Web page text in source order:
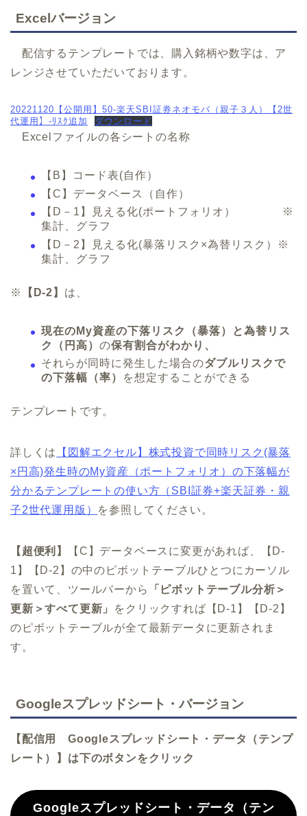
Excelバージョン
配信するテンプレートでは、購入銘柄や数字は、ア
レンジさせていただいております。
20221120【公開用】50-楽天SBI証券ネオモバ（親子３人）【2世
代運用】-ﾘｽｸ追加
ダウンロード
Excelファイルの各シートの名称
【B】コード表(自作）
【C】データベース（自作）
【D－1】見える化(ポートフォリオ） ※
集計、グラフ
【D－2】見える化(暴落リスク×為替リスク）※
集計、グラフ
※ 【D-2】 は、
現在のMy資産の下落リスク（暴落）と為替リス
ク（円高） の保有割合がわかり、
それらが同時に発生した場合のダブルリスクで
の下落幅（率）
を想定することができる
テンプレートです。
詳しくは
【図解エクセル】株式投資で同時リスク(暴落
×円高)発生時のMy資産（ポートフォリオ）の下落幅が
分かるテンプレートの使い方（SBI証券+楽天証券・親
子2世代運用版） を参照してください。
【超便利】
【C】データベースに変更があれば、【D-
1】【D-2】の中のピボットテーブルひとつにカーソル
を置いて、ツールバーから
「ピボットテーブル分析＞
更新＞すべて更新」
をクリックすれば【D-1】【D-2】
のピボットテーブルが全て最新データに更新されま
す。
Googleスプレッドシート・バージョン
【配信用 Googleスプレッドシート・データ（テンプ
レート）】は下のボタンをクリック
Googleスプレッドシート・データ（テン